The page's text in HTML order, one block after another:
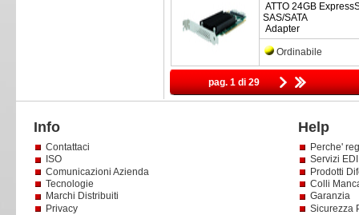
ATTO 24GB
SAS/SATA
Adapter
Ordinabile
pag. 1 di 29
Info Help
Contattaci
ISO
Comunicazioni Azienda
Tecnologie
Marchi Distribuiti
Privacy
Perche'
Servizi
Prodotti
Colli
Garanzia
Sicurezza